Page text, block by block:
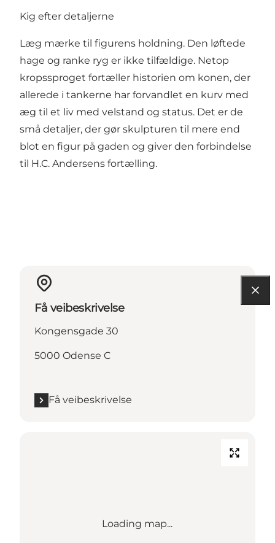
Kig efter detaljerne
Læg mærke til figurens holdning. Den løftede
hage og ranke ryg er ikke tilfældige. Netop
kropssproget fortæller historien om konen, der
allerede i tankerne har forvandlet en kurv med
æg til et liv med velstand og status. Det er de
små detaljer, der gør skulpturen til mere end
blot en figur på gaden og giver den forbindelse
til H.C. Andersens fortælling.
Få veibeskrivelse
Kongensgade 30
5000 Odense C
Få veibeskrivelse
Loading map...